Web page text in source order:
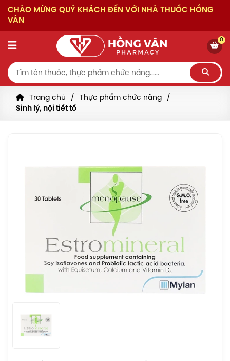
CHÀO MỪNG QUÝ KHÁCH ĐẾN VỚI NHÀ THUỐC HỒNG
VÂN
0
Trang chủ
Thực phẩm chức năng
Sinh lý, nội tiết tố